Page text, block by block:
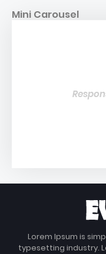
Mini Carousel
Lorem Ipsum is
typesetting industry.